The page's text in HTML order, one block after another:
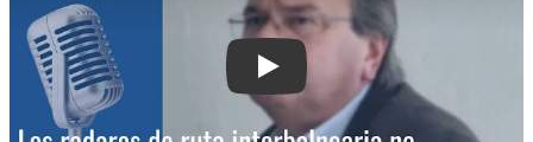
Play: Los radares de ruta